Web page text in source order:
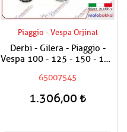
Piaggio - Vespa Orjinal
Derbi - Gilera - Piaggio -
Vespa 100 - 125 - 150 - 180
Maşa Rulman Set Alt - Furş
Rulman Set Alt
65007545
1.306,00